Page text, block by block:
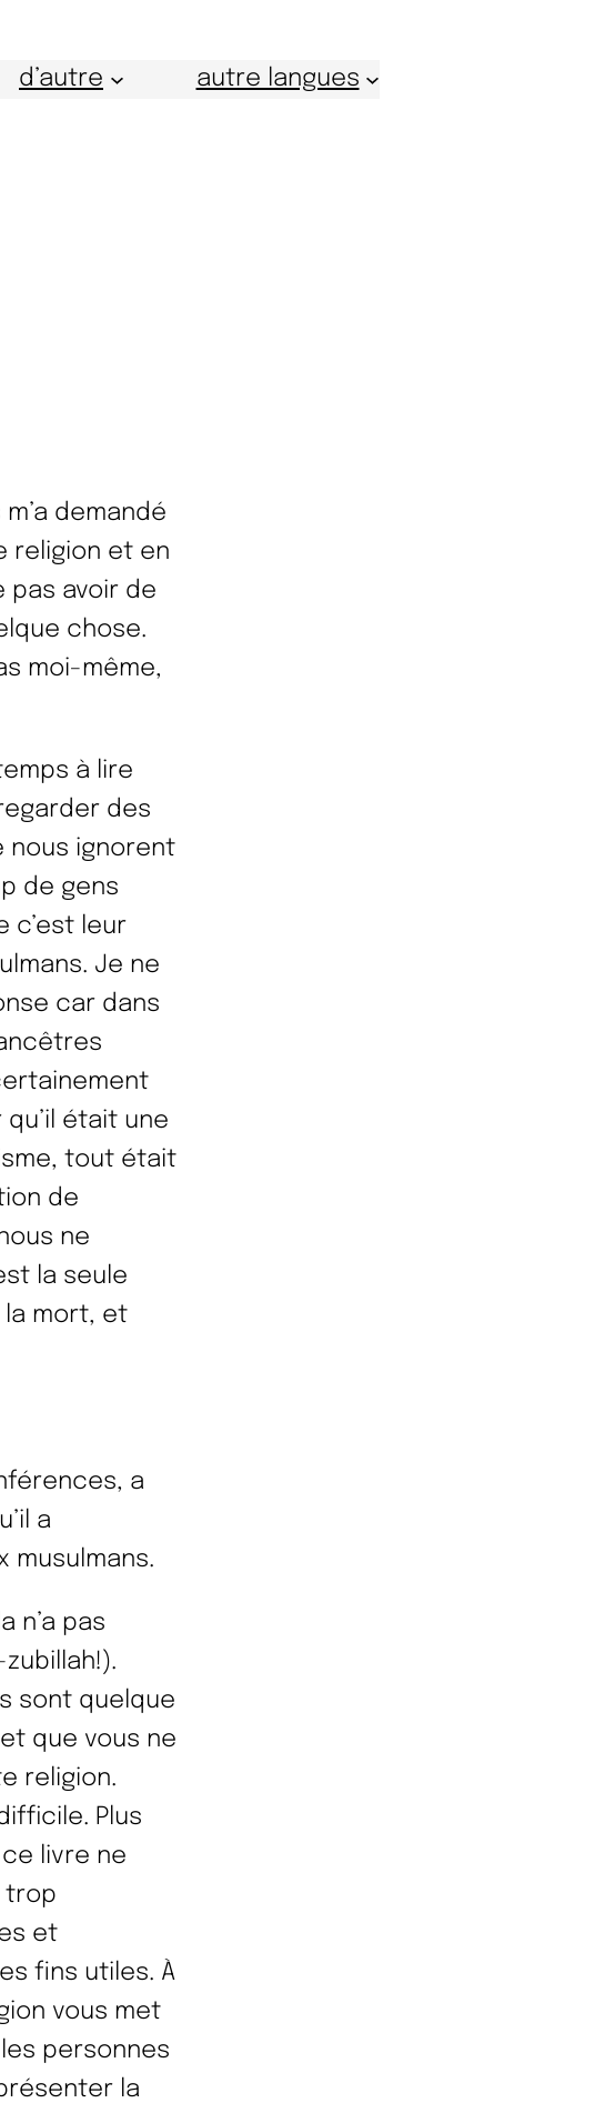
d’autre autre langues
demandé
religion et en
pas avoir de
chose.
moi-même,
à lire
des
nous ignorent
de gens
c’est leur
Je ne
car dans
était une
tout était
de
ne
la seule
mort, et
a
a
musulmans.
n’a pas
sont quelque
que vous ne
religion.
Plus
livre ne
trop
et
fins utiles. À
vous met
personnes
la